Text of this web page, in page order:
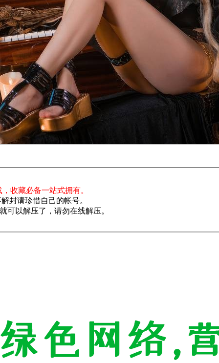
收藏必备一站式拥有。
封请珍惜自己的帐号。
可以解压了，请勿在线解压。